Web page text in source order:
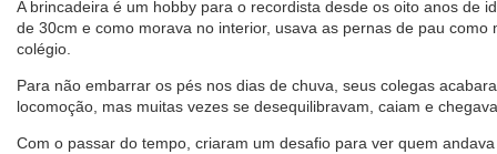
A brincadeira é um hobby para o recordista desde os oito anos de
de 30cm e como morava no interior, usava as pernas de pau como
colégio.
Para não embarrar os pés nos dias de chuva, seus colegas
locomoção, mas muitas vezes se desequilibravam, caiam e
Com o passar do tempo, criaram um desafio para ver quem